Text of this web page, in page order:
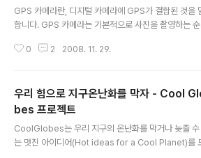
GPS 카메라란, 디지털 카메라에 GPS가 결합된 것을
합니다. GPS 카메라는 기본적으로 사진을 촬영하는 순
메라의 영상에 Exif 정보로 담는 카메라입니다. 이렇게 사
도의 작업없이 올릴 수 있기 때문에 매우 편리합니다. 피
사나 플리커 등에서도 지원을 해줍니다. 현재 대중화된
은 아니지만, 의외로 상용제품도 꽤 있습니다. 제가 예
올린 정말 쉬운 위치태그라는 글에도 하나 소개해 드렸
GE에서 GPS카메라를 판매한다는 소식도 올렸었습니
0 2 2008. 11. 29.
우리 힘으로 지구온난화를 막자 - Cool
bes 프로젝트
CoolGlobes는 우리 지구의 온난화를 막거나 늦출 수
는 멋진 아이디어(Hot ideas for a Cool Planet)를